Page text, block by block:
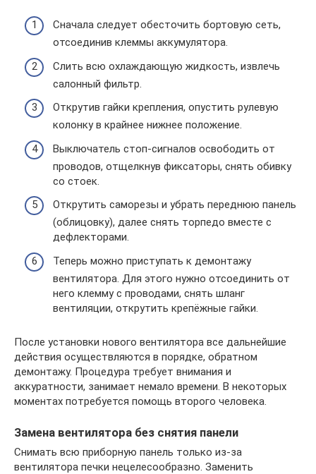
Сначала следует обесточить бортовую сеть,
отсоединив клеммы аккумулятора.
Слить всю охлаждающую жидкость, извлечь
салонный фильтр.
Открутив гайки крепления, опустить рулевую
колонку в крайнее нижнее положение.
Выключатель стоп-сигналов освободить от
проводов, отщелкнув фиксаторы, снять обивку
со стоек.
Открутить саморезы и убрать переднюю панель
(облицовку), далее снять торпедо вместе с
дефлекторами.
Теперь можно приступать к демонтажу
вентилятора. Для этого нужно отсоединить от
него клемму с проводами, снять шланг
вентиляции, открутить крепёжные гайки.
После установки нового вентилятора все дальнейшие
действия осуществляются в порядке, обратном
демонтажу. Процедура требует внимания и
аккуратности, занимает немало времени. В некоторых
моментах потребуется помощь второго человека.
Замена вентилятора без снятия панели
Снимать всю приборную панель только из-за
вентилятора печки нецелесообразно. Заменить